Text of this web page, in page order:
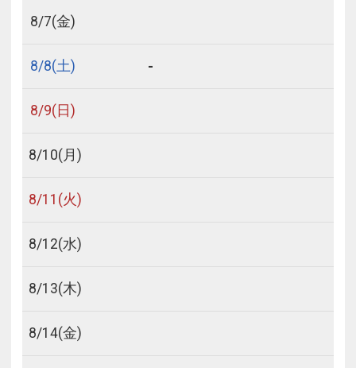
8/7(金)
8/8(土) -
8/9(日)
8/10(月)
8/11 (火)
8/12(水)
8/13(木)
8/14(金)